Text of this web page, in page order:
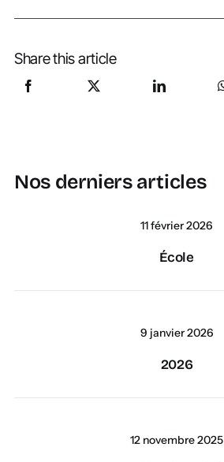
Share this article
Nos derniers articles
11 février 2026
École
9 janvier 2026
2026
12 novembre 2025